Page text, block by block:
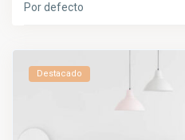
Por defecto
Destacado